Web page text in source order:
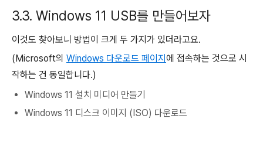
3.3. Windows 11 USB를 만들어보자
이것도 찾아보니 방법이 크게 두 가지가 있더라고요.
(Microsoft의 Windows 다운로드 페이지에 접속하는 것으로 시
작하는 건 동일합니다.)
Windows 11 설치 미디어 만들기
Windows 11 디스크 이미지 (ISO) 다운로드